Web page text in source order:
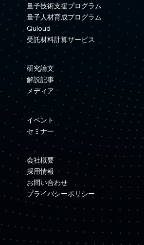
量子技術支援プログラム
量子人材育成プログラム
Quloud
受託材料計算サービス
研究論文
解説記事
メディア
イベント
セミナー
会社概要
採用情報
お問い合わせ
プライバシーポリシー